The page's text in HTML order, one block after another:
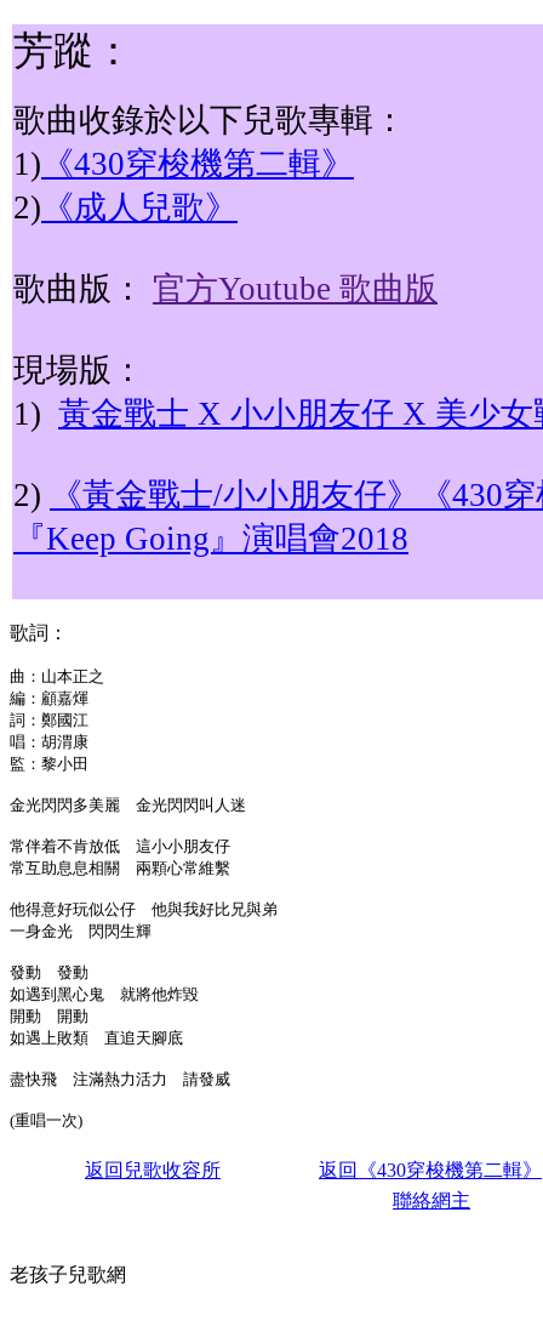
芳蹤：
歌曲收錄於以下兒歌專輯：
1) 《430穿梭機第二輯》
2) 《成人兒歌》
歌曲版： 官方Youtube 歌曲版
現場版：
1) 黃金戰士 X 小小朋友仔 X 美少
2)
《黃金戰士/小小朋友仔》《430
『Keep Going』演唱會2018
歌詞：
曲：山本正之
編：顧嘉煇
詞：鄭國江
唱：胡渭康
監：黎小田
金光閃閃多美麗 金光閃閃叫人迷
常伴着不肯放低 這小小朋友仔
常互助息息相關 兩顆心常維繫
他得意好玩似公仔 他與我好比兄與弟
一身金光 閃閃生輝
發動 發動
如遇到黑心鬼 就將他炸毀
開動 開動
如遇上敗類 直追天腳底
盡快飛 注滿熱力活力 請發威
(重唱一次)
返回兒歌收容所
返回《430穿梭機第二輯》
聯絡網主
老孩子兒歌網